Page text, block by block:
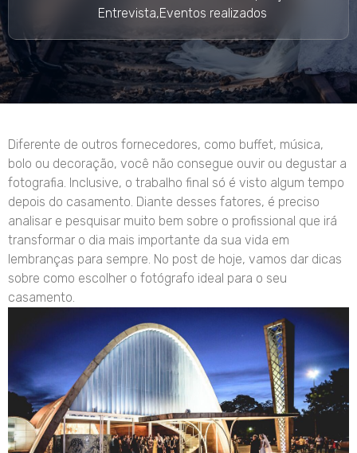
Entrevista,Eventos realizados
Diferente de outros fornecedores, como buffet, música,
bolo ou decoração, você não consegue ouvir ou degustar a
fotografia. Inclusive, o trabalho final só é visto algum tempo
depois do casamento. Diante desses fatores, é preciso
analisar e pesquisar muito bem sobre o profissional que irá
transformar o dia mais importante da sua vida em
lembranças para sempre. No post de hoje, vamos dar dicas
sobre como escolher o fotógrafo ideal para o seu
casamento.